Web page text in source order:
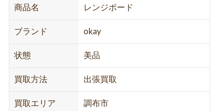
商品名 レンジボード
ブランド okay
状態 美品
買取方法 出張買取
買取エリア 調布市